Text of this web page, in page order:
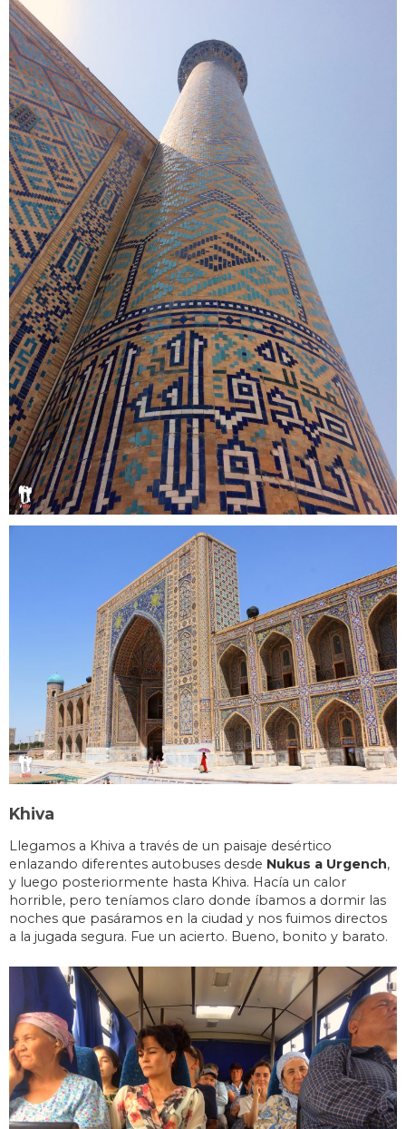
Khiva
Llegamos a Khiva a través de un paisaje desértico
enlazando diferentes autobuses desde Nukus a Urgench,
y luego posteriormente hasta Khiva. Hacía un calor
horrible, pero teníamos claro donde íbamos a dormir las
noches que pasáramos en la ciudad y nos fuimos directos
a la jugada segura. Fue un acierto. Bueno, bonito y barato.